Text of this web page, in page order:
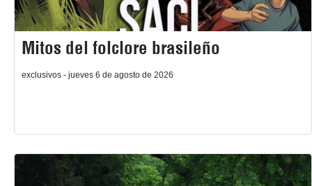
Mitos del folclore brasileño
exclusivos - jueves 6 de agosto de 2026